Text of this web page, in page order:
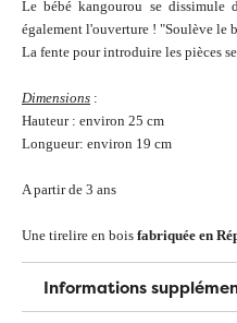
Le bébé kangourou se dissimule
également l'ouverture ! "Soulève le
La fente pour introduire les pièces
Dimensions :
Hauteur : environ 25 cm
Longueur: environ 19 cm
A partir de 3 ans
Une tirelire en bois fabriquée en
Informations